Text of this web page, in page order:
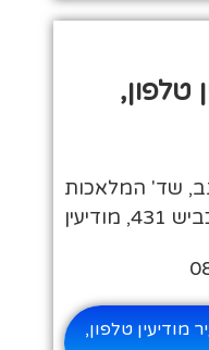
טלפון,
שד' המלאכות
מודיעין טלפון,